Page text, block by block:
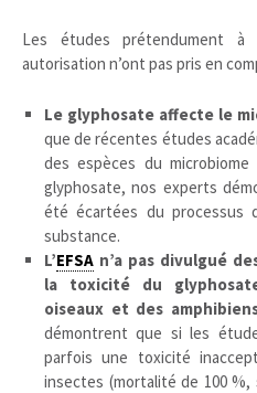
Les études prétendument
autorisation n’ont pas pris en
Le glyphosate affecte le
que de récentes études
des espèces du
glyphosate, nos experts
été écartées du processus
substance.
L’EFSA n’a pas divulgué
la toxicité du
oiseaux et des
démontrent que si les
parfois une toxicité
insectes (mortalité de 100